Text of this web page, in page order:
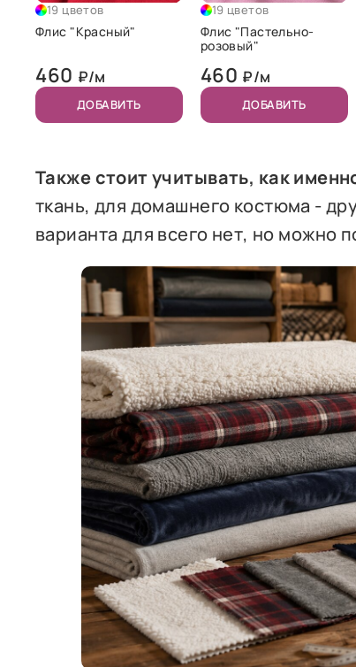
19 цветов
Флис "Красный"
460 ₽/м
ДОБАВИТЬ
19 цветов
Флис "Пастельно-
розовый"
460 ₽/м
ДОБАВИТЬ
Также стоит учитывать, как
ткань, для домашнего костюма -
варианта для всего нет, но можно